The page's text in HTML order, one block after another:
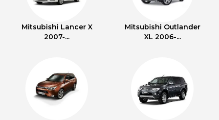
Mitsubishi Lancer X
2007-...
Mitsubishi Outlander
XL 2006-...